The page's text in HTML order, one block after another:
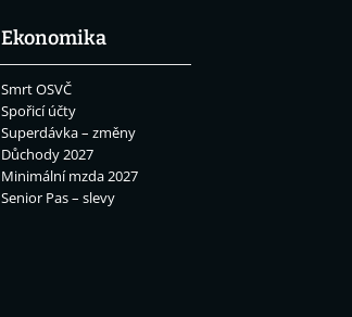
Ekonomika
Smrt OSVČ
Spořicí účty
Superdávka – změny
Důchody 2027
Minimální mzda 2027
Senior Pas – slevy